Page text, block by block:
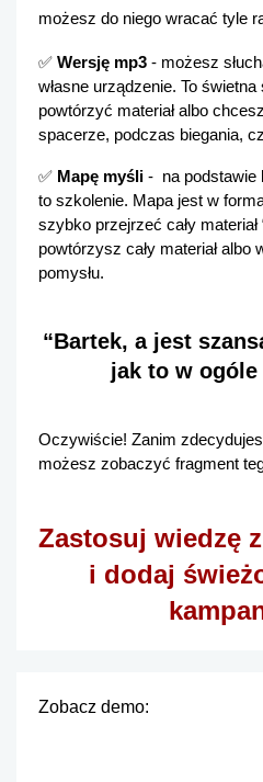
możesz do niego wracać tyle
✅ Wersję mp3 - możesz
własne urządzenie. To
powtórzyć materiał albo
spacerze, podczas biegania,
✅ Mapę myśli -  na
to szkolenie. Mapa jest w
szybko przejrzeć cały
powtórzysz cały materiał albo
pomysłu.
“Bartek, a jest
jak to w ogóle
Oczywiście! Zanim
możesz zobaczyć fragment
Zastosuj wiedzę
i dodaj
Zobacz demo: